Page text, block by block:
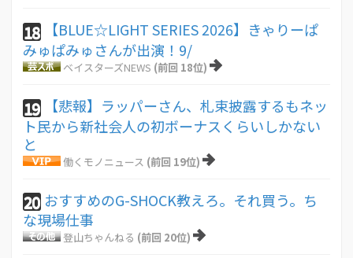
18
【BLUE☆LIGHT SERIES 2026】きゃりーぱ
みゅぱみゅさんが出演！9/
ベイスターズNEWS (前回 18位)
19
【悲報】ラッパーさん、札束披露するもネッ
ト民から新社会人の初ボーナスくらいしかない
と
働くモノニュース (前回 19位)
20 おすすめのG-SHOCK教えろ。それ買う。ち
な現場仕事
登山ちゃんねる (前回 20位)